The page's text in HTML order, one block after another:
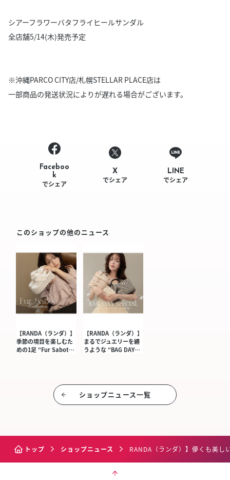
シアーフラワーバタフライヒールサンダル
全店舗5/14(木)発売予定
※沖縄PARCO CITY店/札幌STELLAR PLACE店は
一部商品の発送状況によりが遅れる場合がございます。
Faceboo
k
でシェア
X
でシェア
LINE
でシェア
このショップの他のニュース
【RANDA（ランダ）】
季節の境目を楽しむた
めの1足 “Fur Sabot…
【RANDA（ランダ）】
まるでジュエリーを纏
うような “BAG DAY…
ショップニュース⼀覧
トップ ショップニュース RANDA（ランダ）】儚くも美